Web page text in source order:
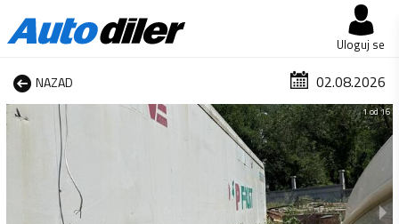
Uloguj se
NAZAD 02.08.2026
1 od 16